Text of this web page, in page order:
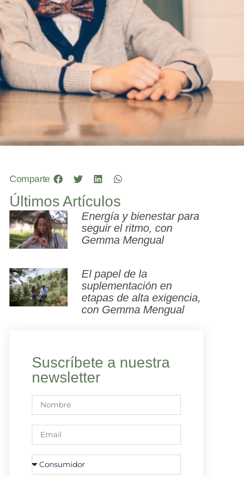
Comparte
Últimos Artículos
Energía y bienestar para
seguir el ritmo, con
Gemma Mengual
El papel de la
suplementación en
etapas de alta exigencia,
con Gemma Mengual
Suscríbete a nuestra
newsletter